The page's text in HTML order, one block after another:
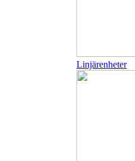
Linjärenheter